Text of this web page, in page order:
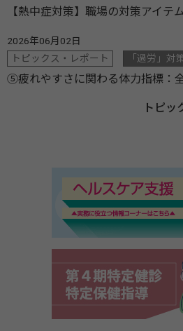
【熱中症対策】職場の対策アイテ
2026年06月02日
トピックス・レポート
「過労」対
⑤疲れやすさに関わる体力指標：
トピッ